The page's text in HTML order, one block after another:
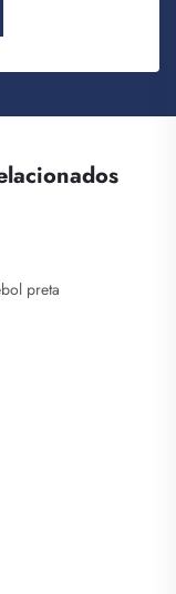
preta